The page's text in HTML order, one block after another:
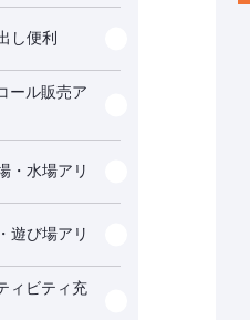
し便利
ール販売ア
・水場アリ
遊び場アリ
ィビティ充